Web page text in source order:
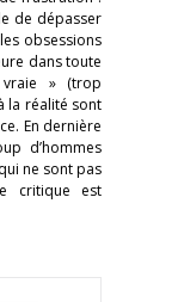
de dépasser
obsessions
dans toute
» (trop
la réalité sont
En dernière
d’hommes
ne sont pas
critique est